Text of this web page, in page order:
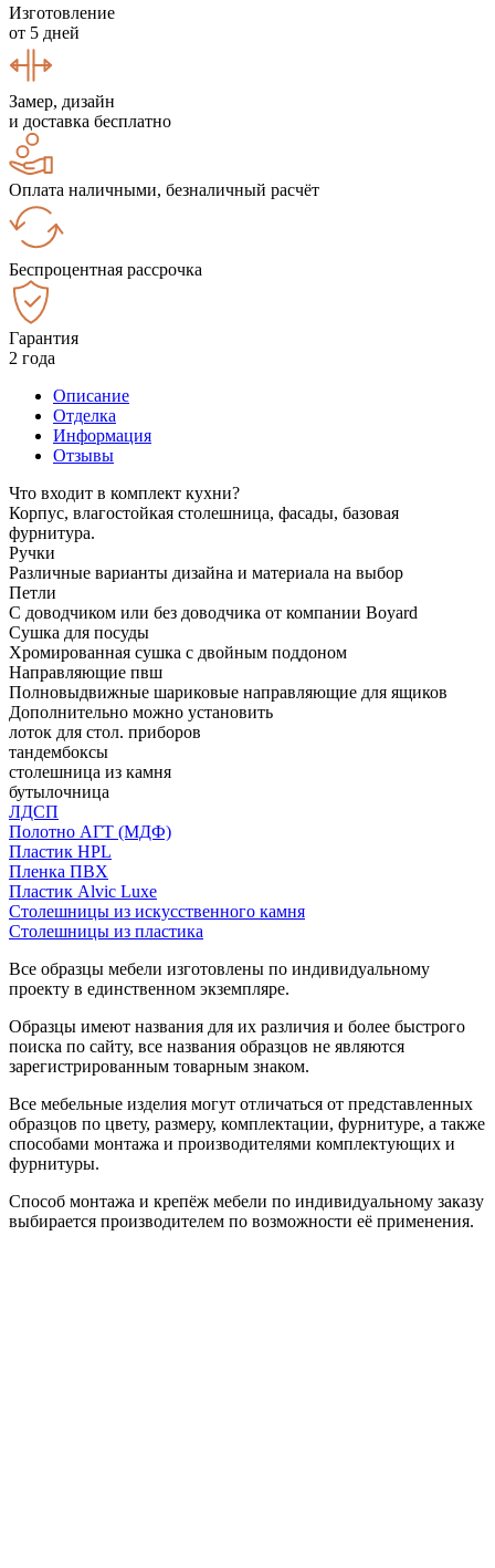
Изготовление
от 5 дней
Замер, дизайн
и доставка бесплатно
Оплата наличными, безналичный расчёт
Беспроцентная рассрочка
Гарантия
2 года
Описание
Отделка
Информация
Отзывы
Что входит в комплект кухни?
Корпус, влагостойкая столешница, фасады, базовая
фурнитура.
Ручки
Различные варианты дизайна и материала на выбор
Петли
С доводчиком или без доводчика от компании Boyard
Сушка для посуды
Хромированная сушка с двойным поддоном
Направляющие пвш
Полновыдвижные шариковые направляющие для ящиков
Дополнительно можно установить
лоток для стол. приборов
тандембоксы
столешница из камня
бутылочница
ЛДСП
Полотно АГТ (МДФ)
Пластик HPL
Пленка ПВХ
Пластик Alvic Luxe
Столешницы из искусственного камня
Столешницы из пластика
Все образцы мебели изготовлены по индивидуальному
проекту в единственном экземпляре.
Образцы имеют названия для их различия и более быстрого
поиска по сайту, все названия образцов не являются
зарегистрированным товарным знаком.
Все мебельные изделия могут отличаться от представленных
образцов по цвету, размеру, комплектации, фурнитуре, а также
способами монтажа и производителями комплектующих и
фурнитуры.
Способ монтажа и крепёж мебели по индивидуальному заказу
выбирается производителем по возможности её применения.